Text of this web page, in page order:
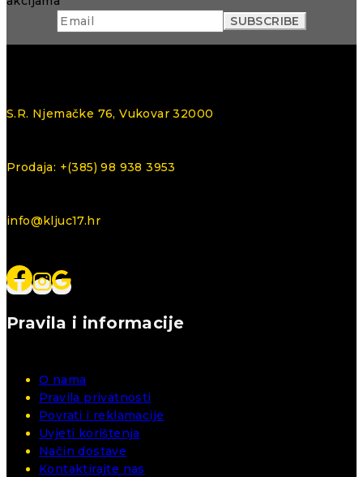
S.R. Njemačke 76, Vukovar 32000
Prodaja: +(385) 98 938 3953
info@kljuc17.hr
Pravila i informacije
O nama
Pravila privatnosti
Povrati i reklamacije
Uvjeti korištenja
Način dostave
Kontaktirajte nas